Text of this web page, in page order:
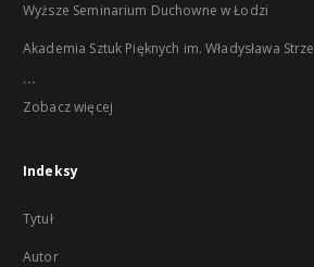
Wyższe Seminarium Duchowne w Łodzi
Akademia Sztuk Pięknych im. Władysława
...
Zobacz więcej
Indeksy
Tytuł
Autor